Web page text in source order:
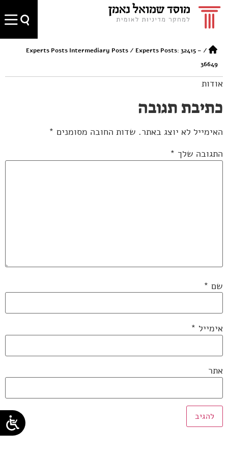
/
Experts Posts Intermediary Posts/ Experts Posts: 32415 –
36649
אודות
כתיבת תגובה
האימייל לא יוצג באתר. שדות החובה מסומנים *
התגובה שלך *
שם *
אימייל *
אתר